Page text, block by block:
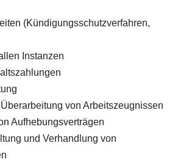
(Kündigungsschutzverfahren,
Instanzen
von Arbeitszeugnissen
Aufhebungsverträgen
und Verhandlung von